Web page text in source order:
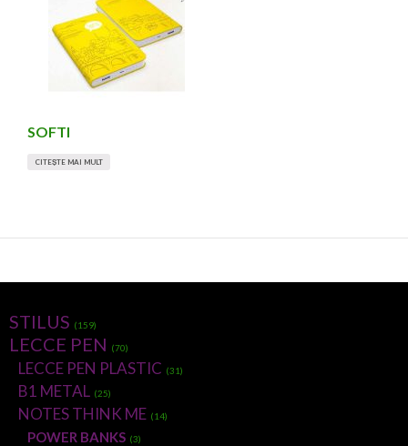
SOFTI
CITEȘTE MAI MULT
STILUS (159)
LECCE PEN (70)
LECCE PEN PLASTIC (31)
B1 METAL (25)
NOTES THINK ME (14)
POWER BANKS (3)